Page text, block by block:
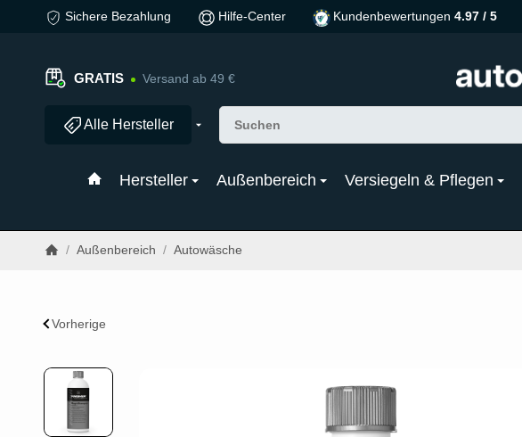
Sichere Bezahlung Hilfe-Center Kundenbewertungen 4.97 / 5
GRATIS Versand ab 49 €
Alle Hersteller
Hersteller Außenbereich Versiegeln & Pflegen
/ Außenbereich / Autowäsche
Vorherige